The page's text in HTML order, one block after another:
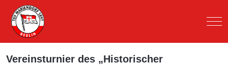
Vereinsturnier des „Historischer